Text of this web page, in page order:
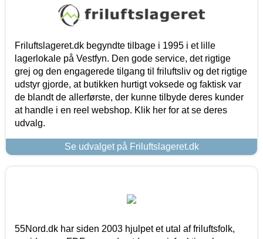
Friluftslageret.dk begyndte tilbage i 1995 i et lille
lagerlokale på Vestfyn. Den gode service, det rigtige
grej og den engagerede tilgang til friluftsliv og det rigtige
udstyr gjorde, at butikken hurtigt voksede og faktisk var
de blandt de allerførste, der kunne tilbyde deres kunder
at handle i en reel webshop. Klik her for at se deres
udvalg.
Se udvalget på Friluftslageret.dk
55Nord.dk har siden 2003 hjulpet et utal af friluftsfolk,